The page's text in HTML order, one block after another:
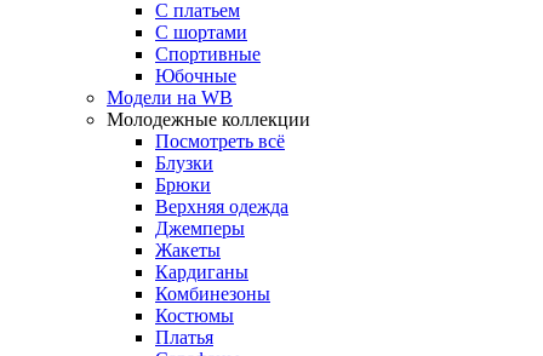
С платьем
С шортами
Спортивные
Юбочные
Модели на WB
Молодежные коллекции
Посмотреть всё
Блузки
Брюки
Верхняя одежда
Джемперы
Жакеты
Кардиганы
Комбинезоны
Костюмы
Платья